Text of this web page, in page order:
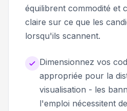
équilibrent commodité et
claire sur ce que les
lorsqu'ils scannent.
Dimensionnez vos
appropriée pour la
visualisation - les
l'emploi nécessitent